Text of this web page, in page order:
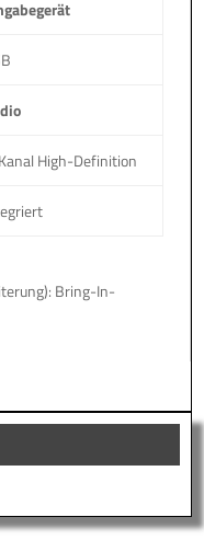
High-Definition
Bring-In-